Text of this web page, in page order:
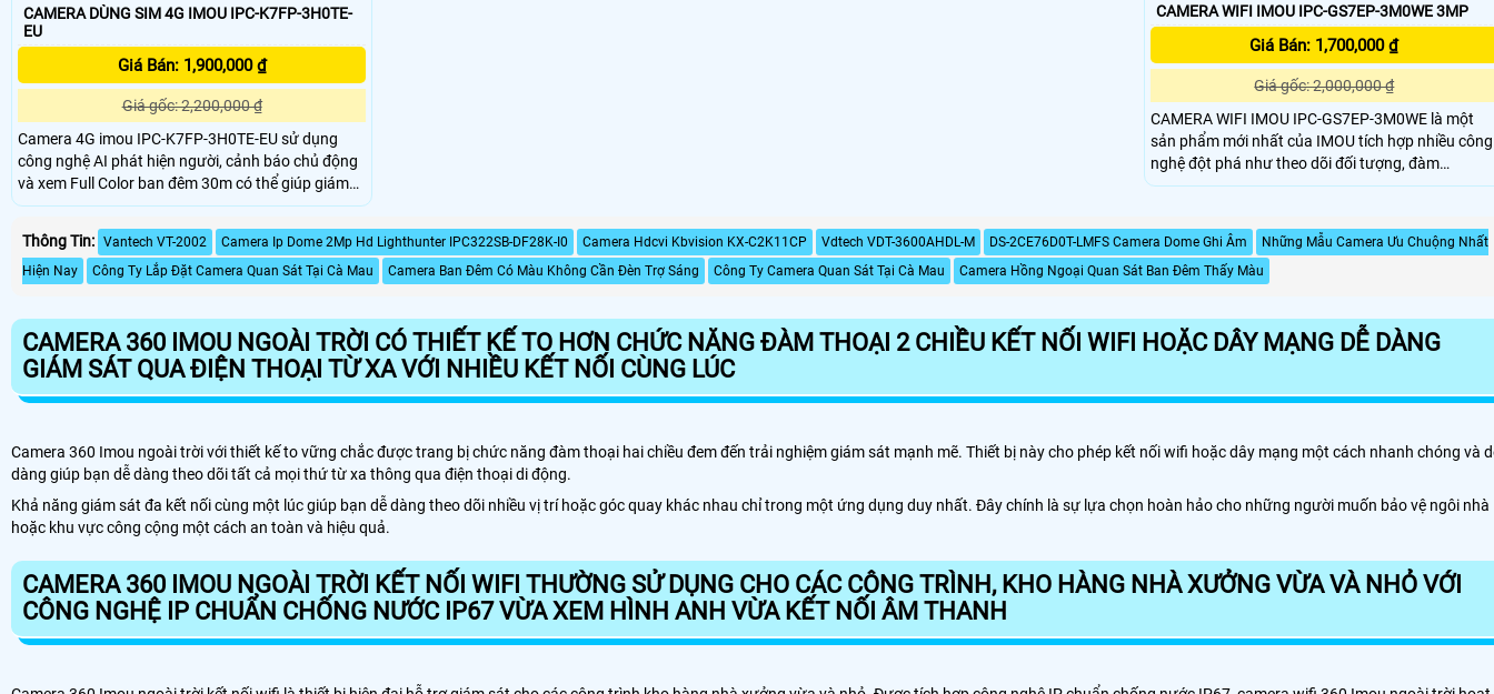
CAMERA DÙNG SIM 4G IMOU IPC-K7FP-3H0TE-
EU
Giá Bán: 1,900,000 ₫
Giá gốc: 2,200,000 ₫
Camera 4G imou IPC-K7FP-3H0TE-EU sử dụng
công nghệ AI phát hiện người, cảnh báo chủ động
và xem Full Color ban đêm 30m có thể giúp giám
sát tiến độ thi công và đảm bảo an ninh cho công
trình xây dựng, đặc biệt là trong những khu vực
mà việc đi lại khó khăn hoặc không có sẵn kết nối
mạng ổn định.
CAMERA WIFI IMOU IPC-GS7EP-3M0WE 3MP
Giá Bán: 1,700,000 ₫
Giá gốc: 2,000,000 ₫
CAMERA WIFI IMOU IPC-GS7EP-3M0WE là một
sản phẩm mới nhất của IMOU tích hợp nhiều công
nghệ đột phá như theo dõi đối tượng, đàm
CAMERA IMOU IPC-GS7EP-3M0WE còn hỗ trợ 4
ban đêm cho độ rõ nét như ban ngày ngay cả
trong bóng tối,camera còn có khả năng chống
chịu mọi thời tiết mưa gió khi lắp đặt ngoài trời
Thông Tin: Vantech VT-2002 Camera Ip Dome 2Mp Hd Lighthunter IPC322SB-DF28K-I0 Camera Hdcvi Kbvision KX-C2K11CP Vdtech VDT-3600AHDL-M DS-2CE76D0T-LMFS Camera Dome Ghi Âm
Những Mẫu Camera Ưu Chuộng Nhất
Hiện Nay
Công Ty Lắp Đặt Camera Quan Sát Tại Cà Mau Camera Ban Đêm Có Màu Không Cần Đèn Trợ Sáng Công Ty Camera Quan Sát Tại Cà Mau Camera Hồng Ngoại Quan Sát Ban Đêm Thấy Màu
CAMERA 360 IMOU NGOÀI TRỜI CÓ THIẾT KẾ TO HƠN CHỨC NĂNG ĐÀM THOẠI 2 CHIỀU KẾT NỐI WIFI HOẶC DÂY MẠNG DỄ DÀNG
GIÁM SÁT QUA ĐIỆN THOẠI TỪ XA VỚI NHIỀU KẾT NỐI CÙNG LÚC
Camera 360 Imou ngoài trời với thiết kế to vững chắc được trang bị chức năng đàm thoại hai chiều đem đến trải nghiệm giám sát mạnh mẽ. Thiết bị này cho phép kết nối wifi hoặc dây mạng một cách nhanh chóng và
dàng giúp bạn dễ dàng theo dõi tất cả mọi thứ từ xa thông qua điện thoại di động.
Khả năng giám sát đa kết nối cùng một lúc giúp bạn dễ dàng theo dõi nhiều vị trí hoặc góc quay khác nhau chỉ trong một ứng dụng duy nhất. Đây chính là sự lựa chọn hoàn hảo cho những người muốn bảo vệ ngôi nhà
hoặc khu vực công cộng một cách an toàn và hiệu quả.
CAMERA 360 IMOU NGOÀI TRỜI KẾT NỐI WIFI THƯỜNG SỬ DỤNG CHO CÁC CÔNG TRÌNH, KHO HÀNG NHÀ XƯỞNG VỪA VÀ NHỎ VỚI
CÔNG NGHỆ IP CHUẨN CHỐNG NƯỚC IP67 VỪA XEM HÌNH ANH VỪA KẾT NỐI ÂM THANH